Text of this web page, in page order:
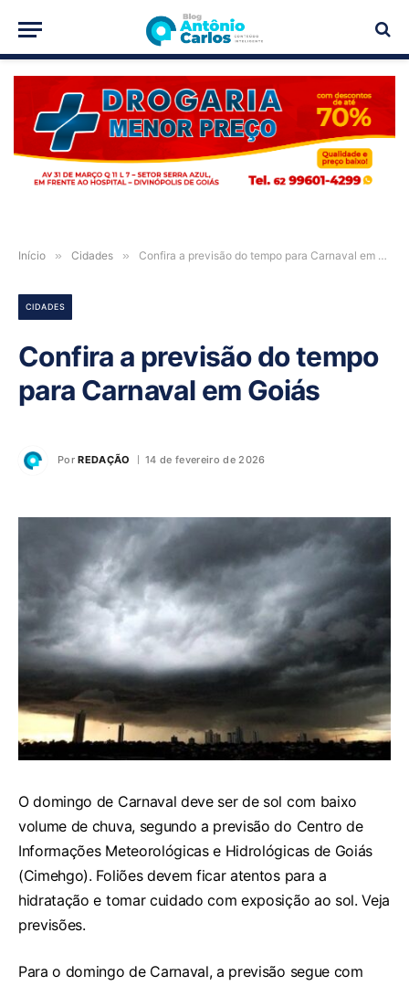
PUBLICIDADE
Início » Cidades » Confira a previsão do tempo para Carnaval em Goiás
CIDADES
Confira a previsão do tempo
para Carnaval em Goiás
Por REDAÇÃO 14 de fevereiro de 2026
O domingo de Carnaval deve ser de sol com baixo
volume de chuva, segundo a previsão do Centro de
Informações Meteorológicas e Hidrológicas de Goiás
(Cimehgo). Foliões devem ficar atentos para a
hidratação e tomar cuidado com exposição ao sol. Veja
previsões.
Para o domingo de Carnaval, a previsão segue com